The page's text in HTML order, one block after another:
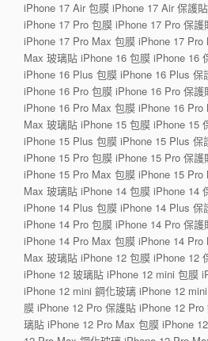
iPhone 17 Air 包膜 iPhone 17 Air 保護
iPhone 17 Pro 包膜 iPhone 17 Pro 保
iPhone 17 Pro Max 包膜 iPhone 17
Max 玻璃貼 iPhone 16 包膜 iPhone 16
iPhone 16 Plus 包膜 iPhone 16 Plus
iPhone 16 Pro 包膜 iPhone 16 Pro 保
iPhone 16 Pro Max 包膜 iPhone 16
Max 玻璃貼 iPhone 15 包膜 iPhone 15
iPhone 15 Plus 包膜 iPhone 15 Plus
iPhone 15 Pro 包膜 iPhone 15 Pro 保
iPhone 15 Pro Max 包膜 iPhone 15
Max 玻璃貼 iPhone 14 包膜 iPhone 14
iPhone 14 Plus 包膜 iPhone 14 Plus
iPhone 14 Pro 包膜 iPhone 14 Pro 保
iPhone 14 Pro Max 包膜 iPhone 14
Max 玻璃貼 iPhone 12 包膜 iPhone 12
iPhone 12 玻璃貼 iPhone 12 mini 包膜
iPhone 12 mini 鋼化玻璃 iPhone 12
膜 iPhone 12 Pro 保護貼 iPhone 12
璃貼 iPhone 12 Pro Max 包膜 iPhone